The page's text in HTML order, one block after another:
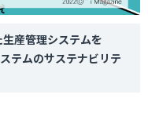
産管理システムを
テムのサステナビリテ